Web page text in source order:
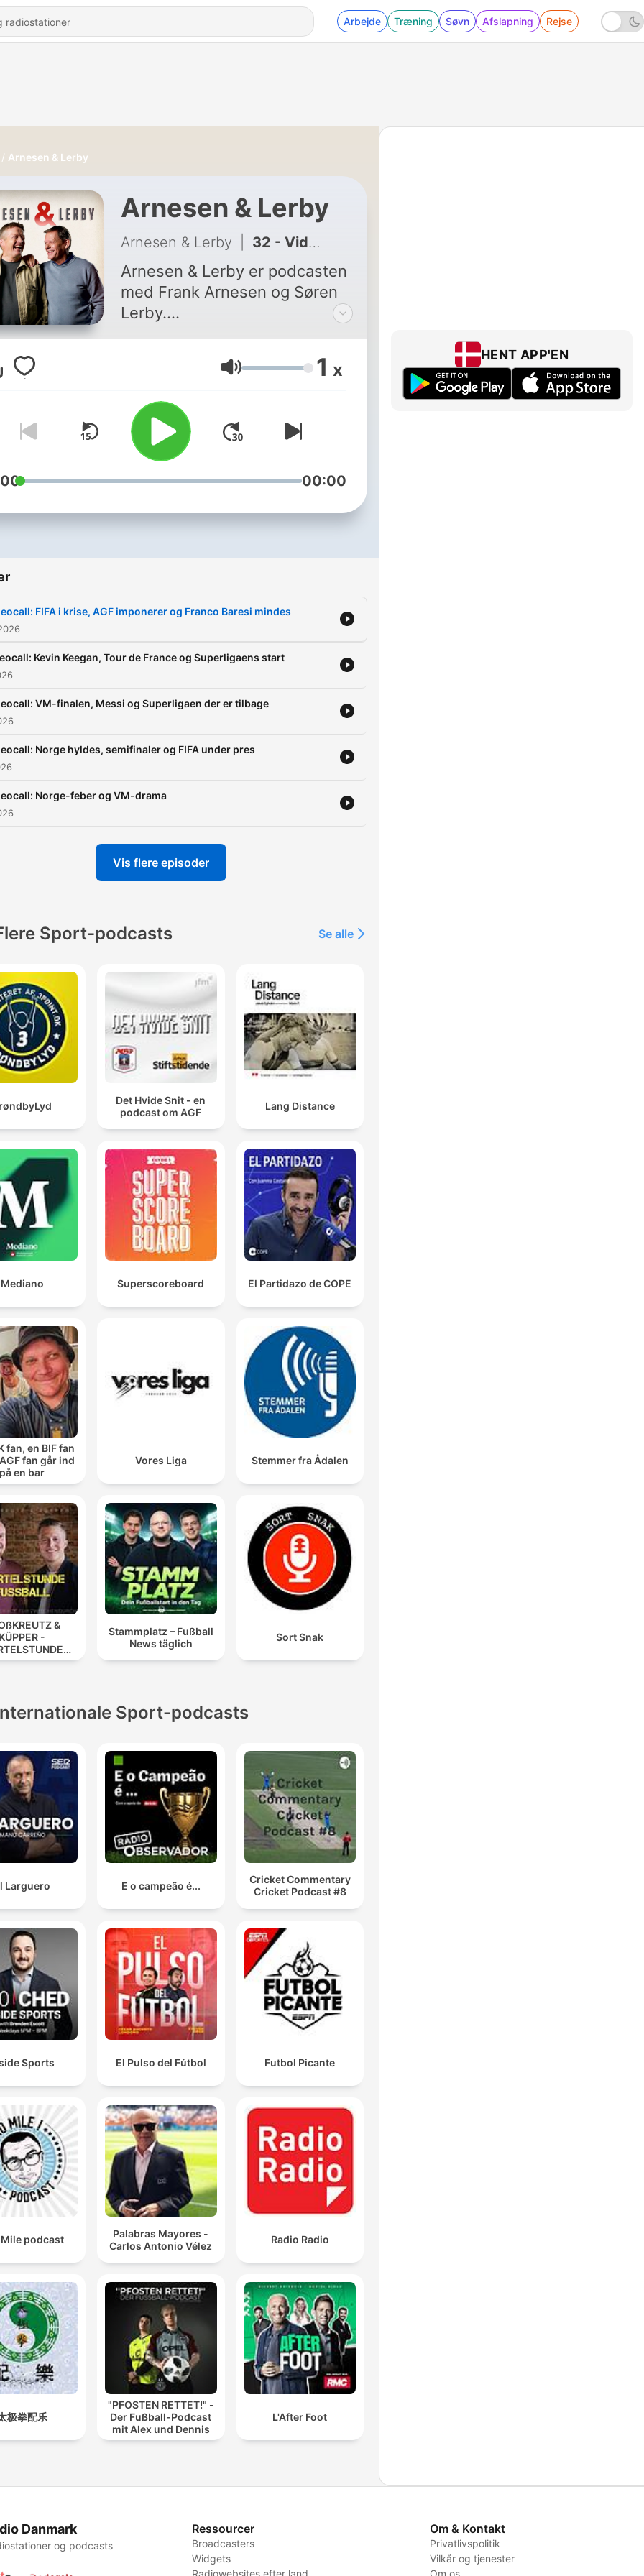
Arbejde Træning Søvn Afslapning Rejse
Arnesen & Lerby
Arnesen & Lerby
Arnesen & Lerby 32 - Videocall: FIFA i krise, AGF imponerer og Franco Baresi mindes
Arnesen & Lerby er podcasten
med Frank Arnesen og Søren
Lerby.
Med rødder i international
topfodbold inviterer de både
markante personligheder fra
erhverv og ledelse ind til
ærlige og ufiltrerede samtaler.
Lydstyrke 1 x
00:00
FIFA i krise, AGF imponerer og Franco Baresi mindes
Kevin Keegan, Tour de France og Superligaens start
VM-finalen, Messi og Superligaen der er tilbage
Norge hyldes, semifinaler og FIFA under pres
Norge-feber og VM-drama
Vis flere episoder
Sport-podcasts Se alle
Det Hvide Snit - en
podcast om AGF
Lang Distance
Mediano Superscoreboard El Partidazo de COPE
fan, en BIF fan
fan går ind
på en bar
Vores Liga Stemmer fra Ådalen
&
-
Stammplatz – Fußball
News täglich
Sort Snak
Sport-podcasts
Larguero E o campeão é...
Cricket Commentary
Cricket Podcast #8
Sports El Pulso del Fútbol Futbol Picante
podcast
Palabras Mayores -
Carlos Antonio Vélez
Radio Radio
极拳配乐
"PFOSTEN RETTET!" -
Der Fußball-Podcast
mit Alex und Dennis
L'After Foot
HENT APP'EN
Danmark
og podcasts
Ressourcer
Broadcasters
Widgets
Radiowebsites efter land
Om & Kontakt
Privatlivspolitik
Vilkår og tjenester
Om os